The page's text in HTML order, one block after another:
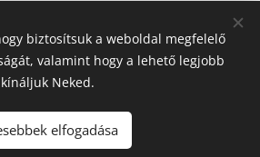
Party gyerekeknek
Fittipaldienese
biztosítsuk a weboldal megfelelő
valamint hogy a lehető legjobb
Neked.
elfogadása